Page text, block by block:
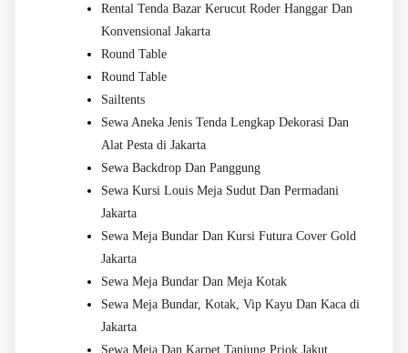
Rental Tenda Bazar Kerucut Roder Hanggar Dan
Konvensional Jakarta
Round Table
Round Table
Sailtents
Sewa Aneka Jenis Tenda Lengkap Dekorasi Dan
Alat Pesta di Jakarta
Sewa Backdrop Dan Panggung
Sewa Kursi Louis Meja Sudut Dan Permadani
Jakarta
Sewa Meja Bundar Dan Kursi Futura Cover Gold
Jakarta
Sewa Meja Bundar Dan Meja Kotak
Sewa Meja Bundar, Kotak, Vip Kayu Dan Kaca di
Jakarta
Sewa Meja Dan Karpet Tanjung Priok Jakut